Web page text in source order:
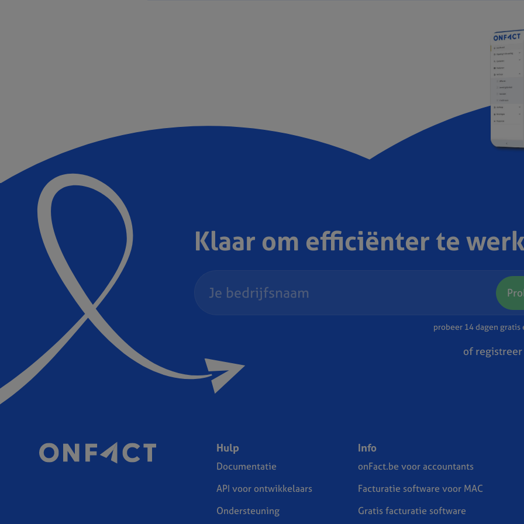
Klaar om efficiënter te
probeer 14 dagen
of
Hulp
Documentatie
API voor ontwikkelaars
Ondersteuning
Info
onFact.be voor accountants
Facturatie software voor MAC
Gratis facturatie software